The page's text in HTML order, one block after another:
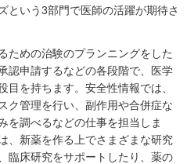
という3部門で医師の活躍が期待さ
めの治験のプランニングをした
認申請するなどの各段階で、医学
目を持ちます。安全性情報では、
ク管理を行い、副作用や合併症な
を調べるなどの仕事を担当しま
、新薬を作る上でさまざまな研究
臨床研究をサポートしたり、薬の